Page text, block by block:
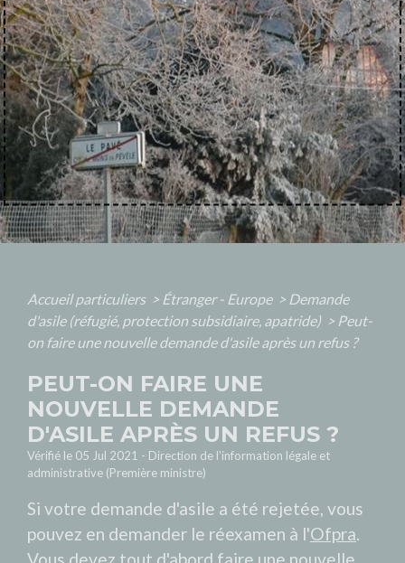
Accueil particuliers > Étranger - Europe > Demande
d'asile (réfugié, protection subsidiaire, apatride) > Peut-
on faire une nouvelle demande d'asile après un refus ?
PEUT-ON FAIRE UNE
NOUVELLE DEMANDE
D'ASILE APRÈS UN REFUS ?
Vérifié le 05 Jul 2021 - Direction de l'information légale et
administrative (Première ministre)
Si votre demande d'asile a été rejetée, vous
pouvez en demander le réexamen à l'Ofpra.
Vous devez tout d'abord faire une nouvelle